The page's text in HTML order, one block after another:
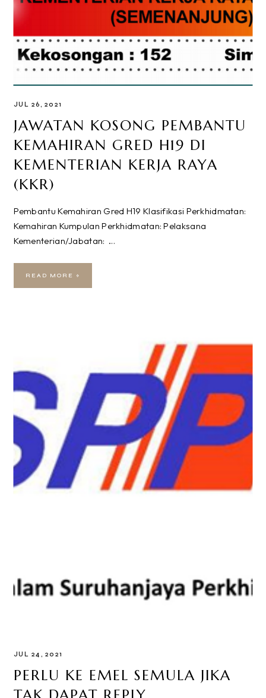
JUL 26, 2021
JAWATAN KOSONG PEMBANTU
KEMAHIRAN GRED H19 DI
KEMENTERIAN KERJA RAYA
(KKR)
Pembantu Kemahiran Gred H19 Klasifikasi Perkhidmatan:
Kemahiran Kumpulan Perkhidmatan: Pelaksana
Kementerian/Jabatan: …
READ MORE »
JUL 24, 2021
PERLU KE EMEL SEMULA JIKA